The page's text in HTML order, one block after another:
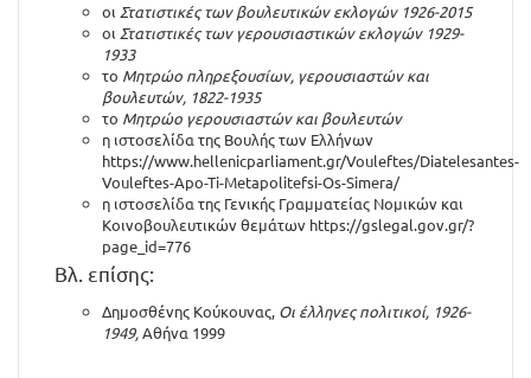
οι Στατιστικές των βουλευτικών εκλογών 1926-2015
οι Στατιστικές των γερουσιαστικών εκλογών 1929-
1933
το Μητρώο πληρεξουσίων, γερουσιαστών και
βουλευτών, 1822-1935
το Μητρώο γερουσιαστών και βουλευτών
η ιστοσελίδα της Βουλής των Ελλήνων
https://www.hellenicparliament.gr/Vouleftes/Diatelesantes-
Vouleftes-Apo-Ti-Metapolitefsi-Os-Simera/
η ιστοσελίδα της Γενικής Γραμματείας Νομικών και
Κοινοβουλευτικών θεμάτων https://gslegal.gov.gr/?
page_id=776
Βλ. επίσης:
Δημοσθένης Κούκουνας, Οι έλληνες πολιτικοί, 1926-
1949,Αθήνα 1999